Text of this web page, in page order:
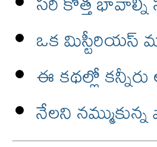
ఒక మిస్టీరియస్
ఈ కథల్లో
నేలని